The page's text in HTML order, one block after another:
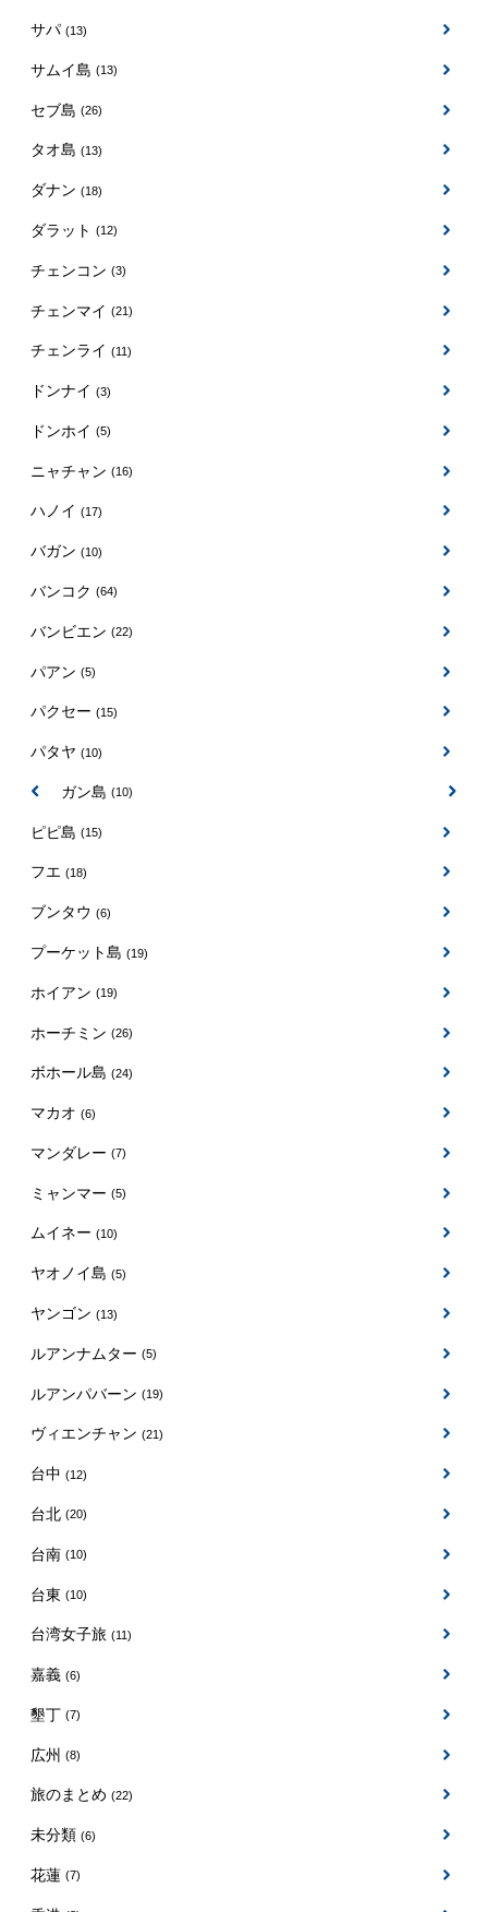
サパ (13)
サムイ島 (13)
セブ島 (26)
タオ島 (13)
ダナン (18)
ダラット (12)
チェンコン (3)
チェンマイ (21)
チェンライ (11)
ドンナイ (3)
ドンホイ (5)
ニャチャン (16)
ハノイ (17)
バガン (10)
バンコク (64)
バンビエン (22)
パアン (5)
パクセー (15)
パタヤ (10)
パンガン島 (10)
ピピ島 (15)
フエ (18)
ブンタウ (6)
プーケット島 (19)
ホイアン (19)
ホーチミン (26)
ボホール島 (24)
マカオ (6)
マンダレー (7)
ミャンマー (5)
ムイネー (10)
ヤオノイ島 (5)
ヤンゴン (13)
ルアンナムター (5)
ルアンパバーン (19)
ヴィエンチャン (21)
台中 (12)
台北 (20)
台南 (10)
台東 (10)
台湾女子旅 (11)
嘉義 (6)
墾丁 (7)
広州 (8)
旅のまとめ (22)
未分類 (6)
花蓮 (7)